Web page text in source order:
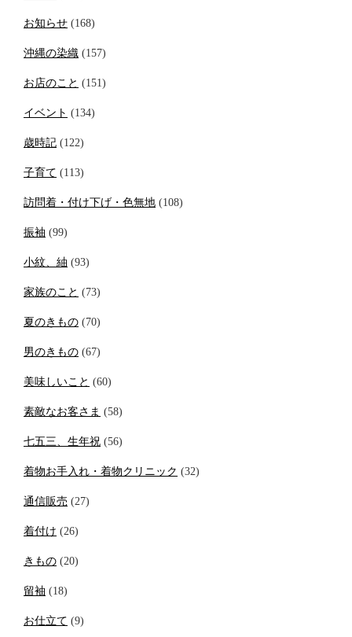
お知らせ (168)
沖縄の染織 (157)
お店のこと (151)
イベント (134)
歳時記 (122)
子育て (113)
訪問着・付け下げ・色無地 (108)
振袖 (99)
小紋、紬 (93)
家族のこと (73)
夏のきもの (70)
男のきもの (67)
美味しいこと (60)
素敵なお客さま (58)
七五三、生年祝 (56)
着物お手入れ・着物クリニック (32)
通信販売 (27)
着付け (26)
きもの (20)
留袖 (18)
お仕立て (9)